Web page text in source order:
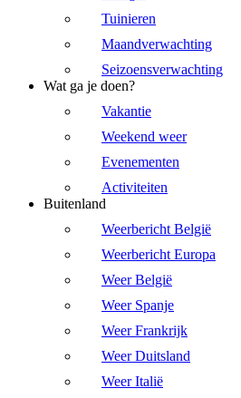
Tuinieren
Maandverwachting
Seizoensverwachting
Wat ga je doen?
Vakantie
Weekend weer
Evenementen
Activiteiten
Buitenland
Weerbericht België
Weerbericht Europa
Weer België
Weer Spanje
Weer Frankrijk
Weer Duitsland
Weer Italië